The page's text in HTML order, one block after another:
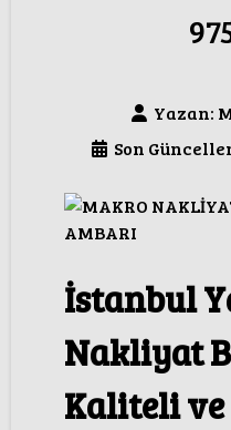
Yazan:
Son
İstanbul
Nakliyat
Kaliteli ve